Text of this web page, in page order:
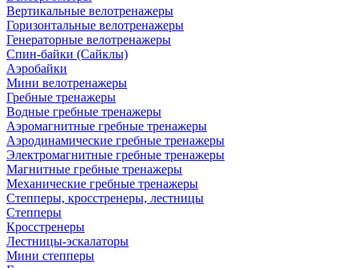
Вертикальные велотренажеры
Горизонтальные велотренажеры
Генераторные велотренажеры
Спин-байки (Сайклы)
Аэробайки
Мини велотренажеры
Гребные тренажеры
Водные гребные тренажеры
Аэромагнитные гребные тренажеры
Аэродинамические гребные тренажеры
Электромагнитные гребные тренажеры
Магнитные гребные тренажеры
Механические гребные тренажеры
Степперы, кросстренеры, лестницы
Степперы
Кросстренеры
Лестницы-эскалаторы
Мини степперы